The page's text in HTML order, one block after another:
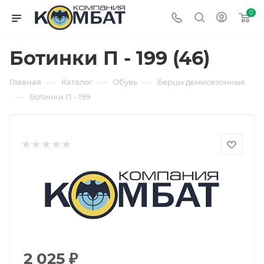
0
Ботинки П - 199 (46)
Главная — Каталог — Обувь — Берцы демисезонные
— Ботинки П - 199
2 025 ₽